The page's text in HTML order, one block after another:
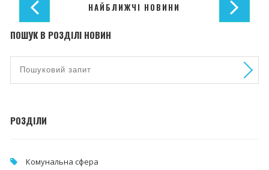
НАЙБЛИЖЧІ НОВИНИ
ПОШУК В РОЗДІЛІ НОВИН
РОЗДІЛИ
Комунальна cфера